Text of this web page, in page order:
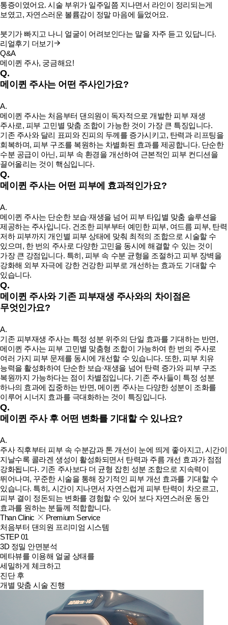
통증이였어요. 시술 부위가 일주일쯤 지나면서 라인이 정리되는게
보였고, 자연스러운 볼륨감이 정말 마음에 들었어요.
붓기가 빠지고 나니 얼굴이 어려보인다는 말을 자주 듣고 있답니다.
리얼후기 더보기
Q&A
메이퀸 주사, 궁금해요!
Q.
메이퀸 주사는 어떤 주사인가요?
A.
메이퀸 주사는 처음부터 댄의원이 독자적으로 개발한 피부 재생
주사로, 피부 고민별 맞춤 조합이 가능한 것이 가장 큰 특징입니다.
기존 주사와 달리 표피와 진피의 두께를 증가시키고, 탄력과 리프팅을
회복하며, 피부 구조를 복원하는 차별화된 효과를 제공합니다. 단순한
수분 공급이 아닌, 피부 속 환경을 개선하여 근본적인 피부 컨디션을
끌어올리는 것이 핵심입니다.
Q.
메이퀸 주사는 어떤 피부에 효과적인가요?
A.
메이퀸 주사는 단순한 보습·재생을 넘어 피부 타입별 맞춤 솔루션을
제공하는 주사입니다. 건조한 피부부터 예민한 피부, 여드름 피부, 탄력
저하 피부까지 개인별 피부 상태에 맞춰 최적의 조합으로 시술할 수
있으며, 한 번의 주사로 다양한 고민을 동시에 해결할 수 있는 것이
가장 큰 강점입니다. 특히, 피부 속 수분 균형을 조절하고 피부 장벽을
강화해 외부 자극에 강한 건강한 피부로 개선하는 효과도 기대할 수
있습니다.
Q.
메이퀸 주사와 기존 피부재생 주사와의 차이점은
무엇인가요?
A.
기존 피부재생 주사는 특정 성분 위주의 단일 효과를 기대하는 반면,
메이퀸 주사는 피부 고민별 맞춤형 조합이 가능하여 한 번의 주사로
여러 가지 피부 문제를 동시에 개선할 수 있습니다. 또한, 피부 치유
능력을 활성화하여 단순한 보습·재생을 넘어 탄력 증가와 피부 구조
복원까지 가능하다는 점이 차별점입니다. 기존 주사들이 특정 성분
하나의 효과에 집중하는 반면, 메이퀸 주사는 다양한 성분이 조화를
이루어 시너지 효과를 극대화하는 것이 특징입니다.
Q.
메이퀸 주사 후 어떤 변화를 기대할 수 있나요?
A.
주사 직후부터 피부 속 수분감과 톤 개선이 눈에 띄게 좋아지고, 시간이
지날수록 콜라겐 생성이 활성화되면서 탄력과 주름 개선 효과가 점점
강화됩니다. 기존 주사보다 더 균형 잡힌 성분 조합으로 지속력이
뛰어나며, 꾸준한 시술을 통해 장기적인 피부 개선 효과를 기대할 수
있습니다. 특히, 시간이 지나면서 자연스럽게 피부 탄력이 차오르고,
피부 결이 정돈되는 변화를 경험할 수 있어 보다 자연스러운 동안
효과를 원하는 분들께 적합합니다.
Than Clinic
Premium Service
처음부터 댄의원 프리미엄 시스템
STEP 01
3D 정밀 안면분석
메타뷰를 이용해 얼굴 상태를
세밀하게 체크하고
진단 후
개별 맞춤 시술 진행